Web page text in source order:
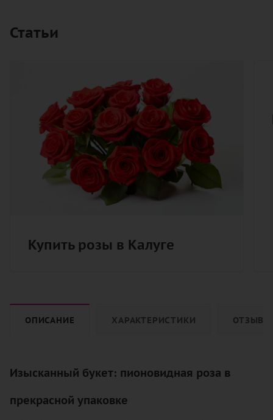
Статьи
Купить розы в Калуге
ОПИСАНИЕ ХАРАКТЕРИСТИКИ ОТЗЫВЫ
Изысканный букет: пионовидная роза в
прекрасной упаковке